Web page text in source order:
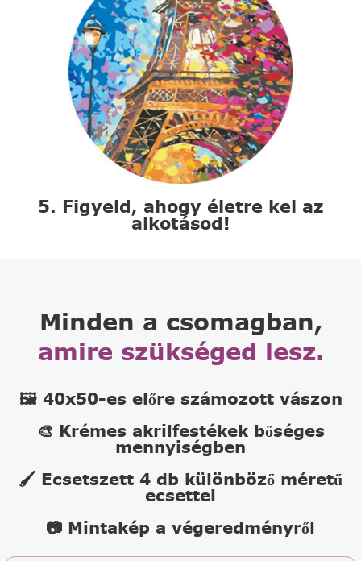
5. Figyeld, ahogy életre kel az
alkotásod!
Minden a csomagban,
amire szükséged lesz.
🖼️ 40x50-es előre számozott vászon
🎨 Krémes akrilfestékek bőséges
mennyiségben
🖌️ Ecsetszett 4 db különböző méretű
ecsettel
📷 Mintakép a végeredményről